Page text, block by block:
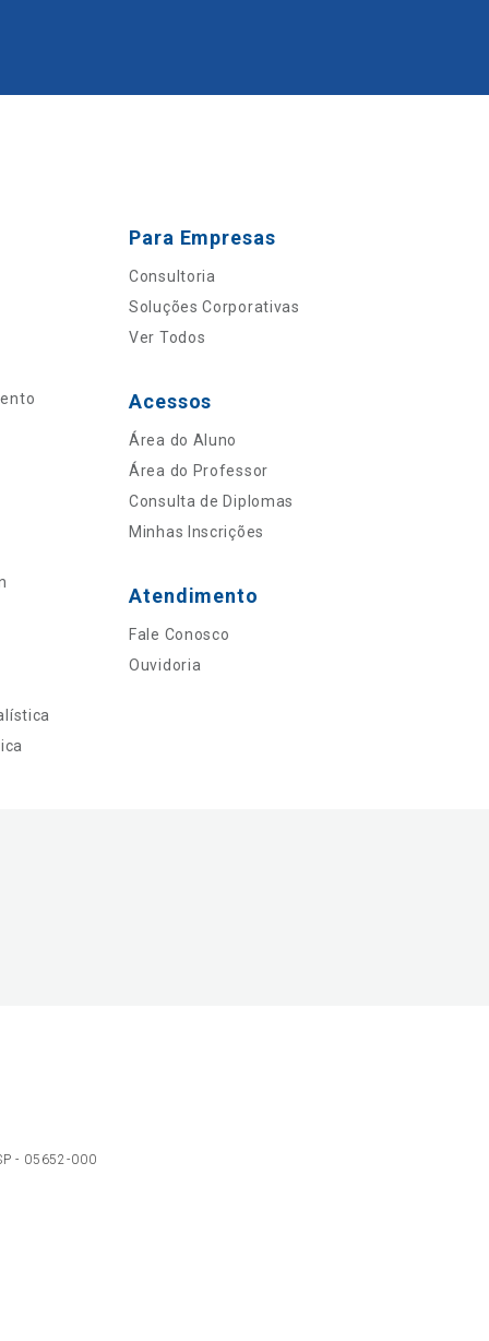
Para Empresas
Consultoria
Soluções Corporativas
Ver Todos
Acessos
Área do Aluno
Área do Professor
Consulta de Diplomas
Minhas Inscrições
Atendimento
Fale Conosco
Ouvidoria
- 05652-000